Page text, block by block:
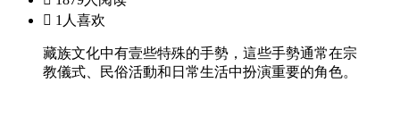
 1人喜欢
藏族文化中有壹些特殊的手勢，這些手勢通常在宗
教儀式、民俗活動和日常生活中扮演重要的角色。